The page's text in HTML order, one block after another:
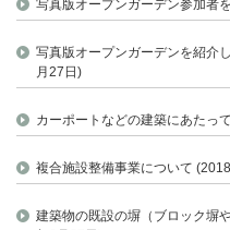
写真版オープンガーデン参加者
写真版オープンガーデンを紹介
月27日)
カーポートなどの建築にあたっ
複合施設整備事業について
建築物の既設の塀（ブロック塀